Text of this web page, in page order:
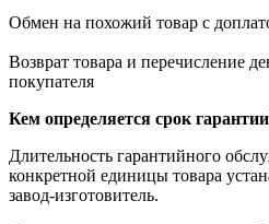
Обмен на похожий товар с
Возврат товара и перечисление
покупателя
Кем определяется срок
Длительность гарантийного
конкретной единицы товара
завод-изготовитель.